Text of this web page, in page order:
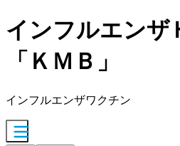
インフルエンザ
「ＫＭＢ」
インフルエンザワクチン